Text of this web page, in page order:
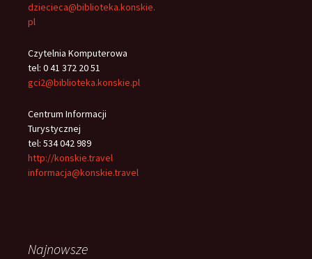
dziecieca@biblioteka.konskie.
pl
Czytelnia Komputerowa
tel: 0 41 372 20 51
gci2@biblioteka.konskie.pl
Centrum Informacji
Turystycznej
tel: 534 042 989
http://konskie.travel
informacja@konskie.travel
Najnowsze